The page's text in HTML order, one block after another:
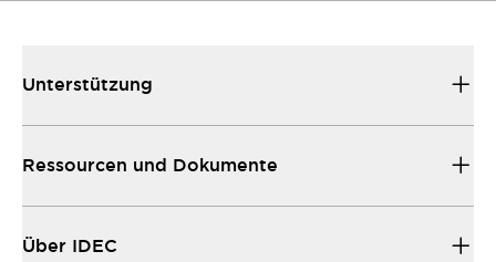
Unterstützung
Ressourcen und Dokumente
Über IDEC